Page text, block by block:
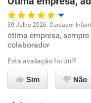
Recomenda esta
Recomenda a
Oportunidade de
Ambiente de trabalho
Conciliação com a vida
30 Julho 2026. Cuidador
ótima empresa,
colaborador
Esta avaliação foi útil?
Sim Não